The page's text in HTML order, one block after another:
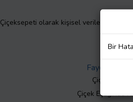
Çiçeksepeti olarak kişisel verilerinizin
Faydalı Bilgiler
Çiçek Bakımı
Çiçek Eşliğinde
Bir